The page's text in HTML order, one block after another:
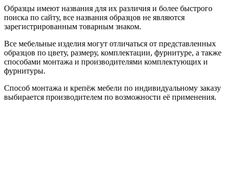
Образцы имеют названия для их различия и более быстрого
поиска по сайту, все названия образцов не являются
зарегистрированным товарным знаком.
Все мебельные изделия могут отличаться от представленных
образцов по цвету, размеру, комплектации, фурнитуре, а также
способами монтажа и производителями комплектующих и
фурнитуры.
Способ монтажа и крепёж мебели по индивидуальному заказу
выбирается производителем по возможности её применения.